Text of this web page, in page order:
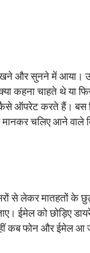
और सुनने में आया।
कहना चाहते थे या
करते हैं। बस फिर
मानकर चलिए आने
से लेकर मातहतों के
को छोड़िए
कब फोन और ईमेल आ